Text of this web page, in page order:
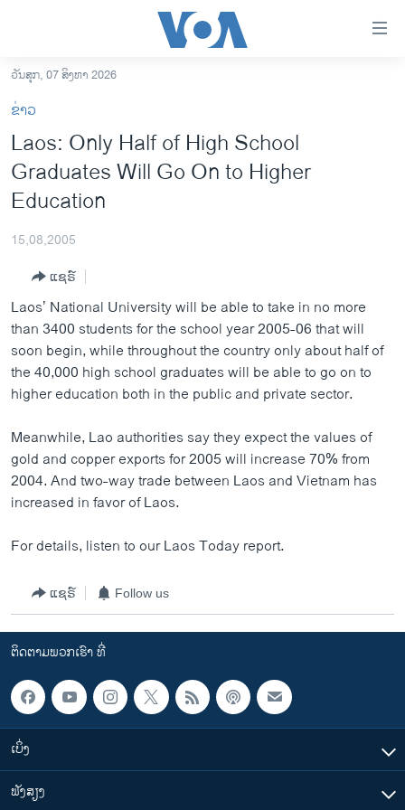
ເຂົ້າ
ຫາ
ຂ້າມ
ຂ້າມ
ໄປ
ຫາ
ຊອກ
ອາເມຣິກາ
ການເລືອກຕັ້ງ ປະທານາທີບໍດີ ສະຫະລັດ 2024
ອິດສະຫຼະພາບດ້ານການຂ່າວ
ຊີວິດຊາວລາວ
ຊຸມຊົນຊາວລາວ
ທຸລະກິດ
ພາສາອັງກິດ
ສຽງ
ລາຍການກະຈາຍສຽງ
ລາຍງານ
ຕິດຕາມພວກເຮົາ ທີ່
ພາສາຕ່າງໆ
ວັນສຸກ, 07 ສິງຫາ 2026
ຂ່າວ
Laos: Only Half of High School
Graduates Will Go On to Higher
Education
15,08,2005
ແຊຣ໌
Laos’ National University will be able to take in no more
than 3400 students for the school year 2005-06 that will
soon begin, while throughout the country only about half of
the 40,000 high school graduates will be able to go on to
higher education both in the public and private sector.
Meanwhile, Lao authorities say they expect the values of
gold and copper exports for 2005 will increase 70% from
2004. And two-way trade between Laos and Vietnam has
increased in favor of Laos.
For details, listen to our Laos Today report.
ແຊຣ໌ Follow us
ຕິດຕາມພວກເຮົາ ທີ່
ເບິ່ງ
ຟັງສຽງ